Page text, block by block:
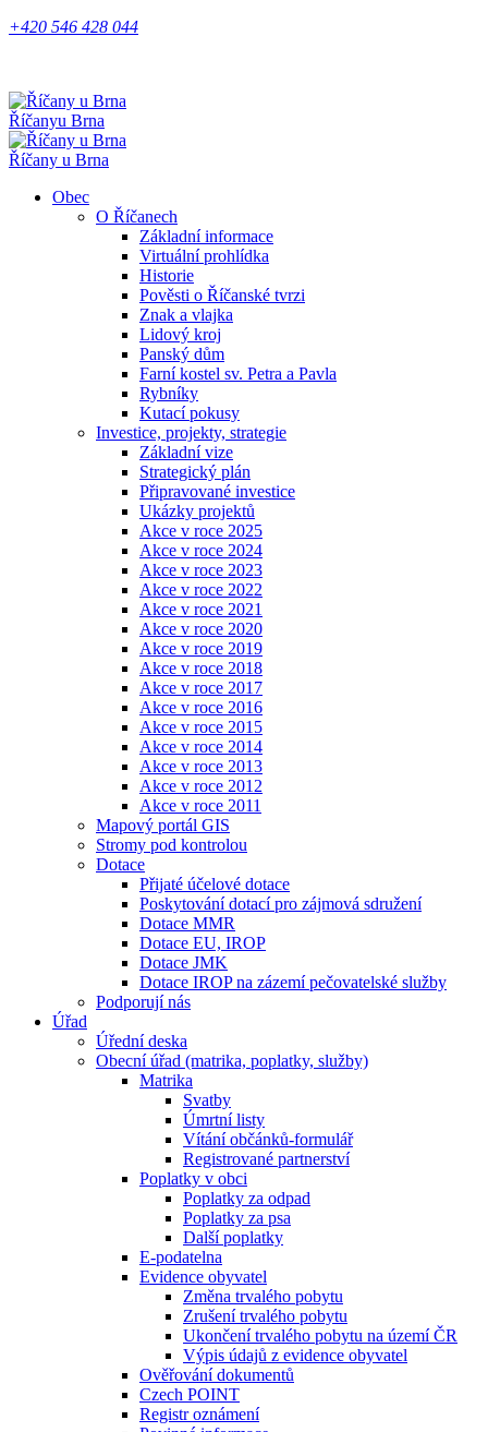
+420 546 428 044
Říčanyu Brna
Říčany u Brna
Obec
O Říčanech
Základní informace
Virtuální prohlídka
Historie
Pověsti o Říčanské tvrzi
Znak a vlajka
Lidový kroj
Panský dům
Farní kostel sv. Petra a Pavla
Rybníky
Kutací pokusy
Investice, projekty, strategie
Základní vize
Strategický plán
Připravované investice
Ukázky projektů
Akce v roce 2025
Akce v roce 2024
Akce v roce 2023
Akce v roce 2022
Akce v roce 2021
Akce v roce 2020
Akce v roce 2019
Akce v roce 2018
Akce v roce 2017
Akce v roce 2016
Akce v roce 2015
Akce v roce 2014
Akce v roce 2013
Akce v roce 2012
Akce v roce 2011
Mapový portál GIS
Stromy pod kontrolou
Dotace
Přijaté účelové dotace
Poskytování dotací pro zájmová sdružení
Dotace MMR
Dotace EU, IROP
Dotace JMK
Dotace IROP na zázemí pečovatelské služby
Podporují nás
Úřad
Úřední deska
Obecní úřad (matrika, poplatky, služby)
Matrika
Svatby
Úmrtní listy
Vítání občánků-formulář
Registrované partnerství
Poplatky v obci
Poplatky za odpad
Poplatky za psa
Další poplatky
E-podatelna
Evidence obyvatel
Změna trvalého pobytu
Zrušení trvalého pobytu
Ukončení trvalého pobytu na území ČR
Výpis údajů z evidence obyvatel
Ověřování dokumentů
Czech POINT
Registr oznámení